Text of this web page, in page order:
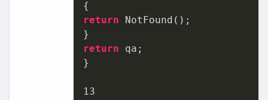
return NotFound();
return qa;
}
13